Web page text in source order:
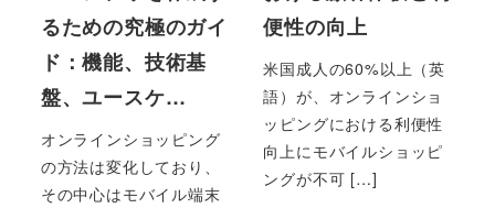
るための究極のガイ
ド：機能、技術基
盤、ユースケ…
オンラインショッピング
の方法は変化しており、
その中心はモバイル端末
便性の向上
米国成人の60%以上（英
語）が、オンラインショ
ッピングにおける利便性
向上にモバイルショッピ
ングが不可 […]